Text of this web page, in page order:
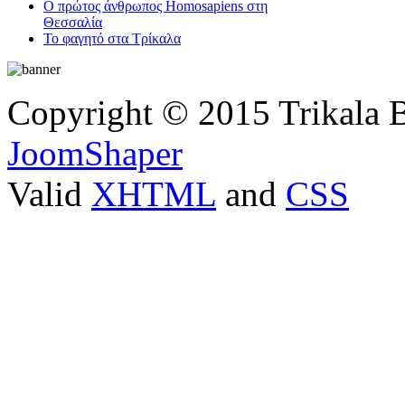
Ο πρώτος άνθρωπος Homosapiens στη
Θεσσαλία
Το φαγητό στα Τρίκαλα
Copyright © 2015 Trikala
JoomShaper
Valid XHTML and CSS